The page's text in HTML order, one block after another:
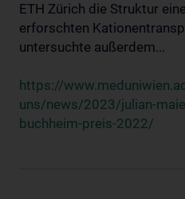
ETH Zürich die Struktur
erforschten
untersuchte außerdem...
https://
uns/news/2023/julian-
buchheim-preis-2022/